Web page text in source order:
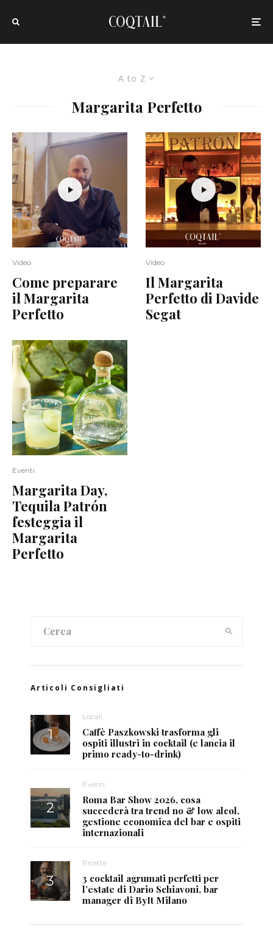
A to Z
Margarita Perfetto
Video
Come preparare
il Margarita
Perfetto
Eventi
Margarita Day,
Tequila Patrón
festeggia il
Margarita
Perfetto
Video
Il Margarita
Perfetto di Davide
Segat
Articoli Consigliati
Locali
Caffè Paszkowski trasforma gli
ospiti illustri in cocktail (e lancia il
primo ready-to-drink)
Eventi
Roma Bar Show 2026, cosa
succederà tra trend no & low alcol,
gestione economica del bar e ospiti
internazionali
Ricette
3 cocktail agrumati perfetti per
l’estate di Dario Schiavoni, bar
manager di ByIt Milano